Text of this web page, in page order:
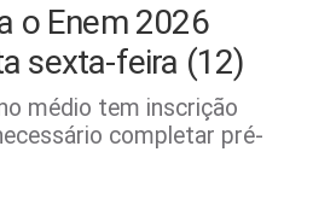
o Enem 2026
sexta-feira (12)
médio tem inscrição
completar pré-